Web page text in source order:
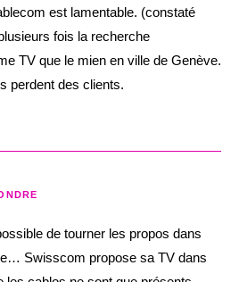
est lamentable. (constaté
fois la recherche
TV que le mien en ville de Genève.
perdent des clients.
de tourner les propos dans
Swisscom propose sa TV dans